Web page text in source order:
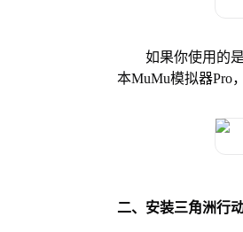
如果你使用的
本MuMu模拟器Pro
二、安装三角洲行